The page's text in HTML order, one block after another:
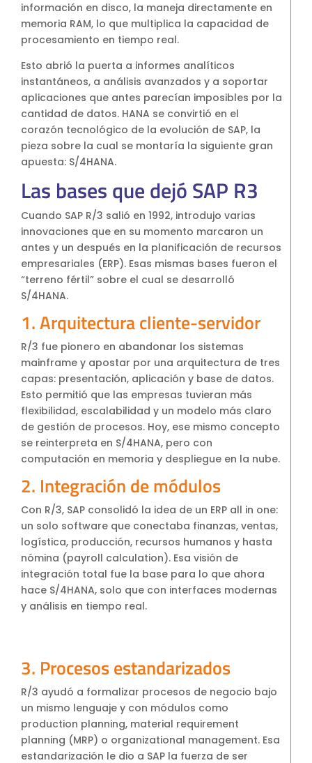
información en disco, la maneja directamente en
memoria RAM, lo que multiplica la capacidad de
procesamiento en tiempo real.
Esto abrió la puerta a informes analíticos
instantáneos, a análisis avanzados y a soportar
aplicaciones que antes parecían imposibles por la
cantidad de datos. HANA se convirtió en el
corazón tecnológico de la evolución de SAP, la
pieza sobre la cual se montaría la siguiente gran
apuesta: S/4HANA.
Las bases que dejó SAP R3
Cuando SAP R/3 salió en 1992, introdujo varias
innovaciones que en su momento marcaron un
antes y un después en la planificación de recursos
empresariales (ERP). Esas mismas bases fueron el
“terreno fértil” sobre el cual se desarrolló
S/4HANA.
1. Arquitectura cliente-servidor
R/3 fue pionero en abandonar los sistemas
mainframe y apostar por una arquitectura de tres
capas: presentación, aplicación y base de datos.
Esto permitió que las empresas tuvieran más
flexibilidad, escalabilidad y un modelo más claro
de gestión de procesos. Hoy, ese mismo concepto
se reinterpreta en S/4HANA, pero con
computación en memoria y despliegue en la nube.
2. Integración de módulos
Con R/3, SAP consolidó la idea de un ERP all in one:
un solo software que conectaba finanzas, ventas,
logística, producción, recursos humanos y hasta
nómina (payroll calculation). Esa visión de
integración total fue la base para lo que ahora
hace S/4HANA, solo que con interfaces modernas
y análisis en tiempo real.
3. Procesos estandarizados
R/3 ayudó a formalizar procesos de negocio bajo
un mismo lenguaje y con módulos como
production planning, material requirement
planning (MRP) o organizational management. Esa
estandarización le dio a SAP la fuerza de ser